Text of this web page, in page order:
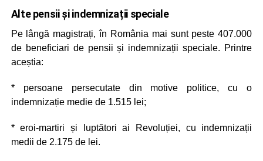
Alte pensii și indemnizații speciale
Pe lângă magistrați, în România mai sunt peste 407.000
de beneficiari de pensii și indemnizații speciale. Printre
aceștia:
* persoane persecutate din motive politice, cu o
indemnizație medie de 1.515 lei;
* eroi-martiri și luptători ai Revoluției, cu indemnizații
medii de 2.175 de lei.